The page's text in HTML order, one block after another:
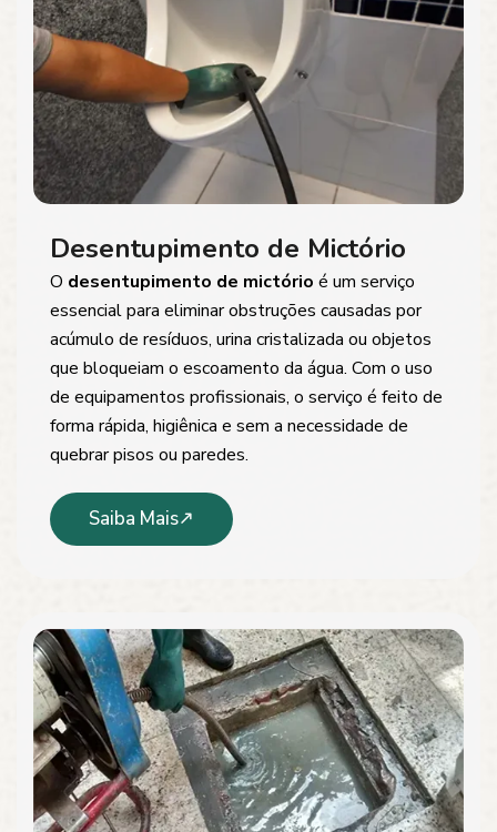
Desentupimento de Mictório
O desentupimento de mictório é um serviço
essencial para eliminar obstruções causadas por
acúmulo de resíduos, urina cristalizada ou objetos
que bloqueiam o escoamento da água. Com o uso
de equipamentos profissionais, o serviço é feito de
forma rápida, higiênica e sem a necessidade de
quebrar pisos ou paredes.
Saiba Mais